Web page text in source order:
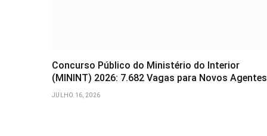
Concurso Público do Ministério do Interior
(MININT) 2026: 7.682 Vagas para Novos Agentes
JULHO 16, 2026